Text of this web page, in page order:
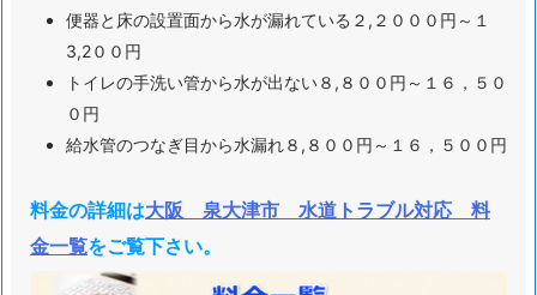
1.
5.
泉
大
市
イ
便器と床の設置面から水が漏れている２,２０００円～１
3,2００円
トイレの手洗い管から水が出ない８,８００円～１６，５０
０円
給水管のつなぎ目から水漏れ８,８００円～１６，５００円
料金の詳細は大阪 泉大津市 水道トラブル対応 料
金一覧をご覧下さい。